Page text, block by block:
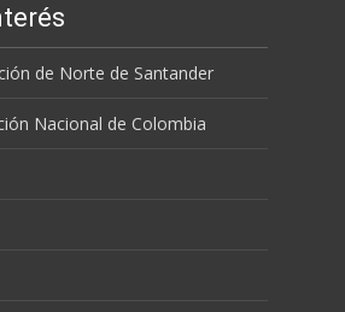
de Norte de Santander
Nacional de Colombia